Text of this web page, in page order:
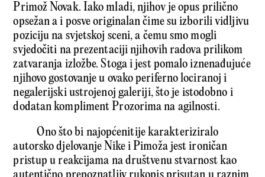
Primož Novak. Iako mladi, njihov je opus pri­lično
opsežan a i posve originalan čime su izborili vidljivu
poziciju na svjetskoj sceni, a čemu smo mogli
svjedočiti na prezentaciji njihovih radova prilikom
zatvaranja izložbe. Stoga i jest pomalo iznenađujuće
njihovo gostovanje u ovako pe­riferno lociranoj i
negalerijski ustrojenoj galeriji, što je istodobno i
dodatan kompliment Prozorima na agilnosti.
Ono što bi najopćenitije karakteriziralo
autorsko djelovanje Nike i Pimoža jest ironičan
pristup u reakcijama na društvenu stvarnost kao